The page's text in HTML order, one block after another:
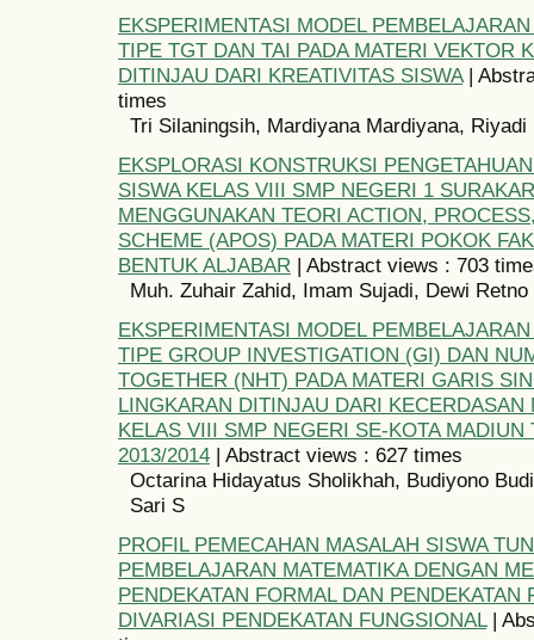
EKSPERIMENTASI MODEL
TIPE TGT DAN TAI PADA MATERI VEKTOR
DITINJAU DARI KREATIVITAS SISWA|
times
Tri Silaningsih, Mardiyana Mardiyana, Riyadi
EKSPLORASI KONSTRUKSI
SISWA KELAS VIII SMP NEGERI 1
MENGGUNAKAN TEORI ACTION,
SCHEME (APOS) PADA MATERI POKOK
BENTUK ALJABAR | Abstract views : 703
Muh. Zuhair Zahid, Imam Sujadi, Dewi
EKSPERIMENTASI MODEL
TIPE GROUP INVESTIGATION (GI) DAN
TOGETHER (NHT) PADA MATERI GARIS
LINGKARAN DITINJAU DARI KECERDASAN
KELAS VIII SMP NEGERI SE-KOTA MADIUN
2013/2014 | Abstract views : 627 times
Octarina Hidayatus Sholikhah, Budiyono
Sari S
PROFIL PEMECAHAN MASALAH SISWA
PEMBELAJARAN MATEMATIKA DENGAN
PENDEKATAN FORMAL DAN PENDEKATAN
DIVARIASI PENDEKATAN FUNGSIONAL|